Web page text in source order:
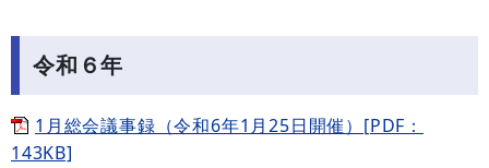
令和６年
1月総会議事録（令和6年1月25日開催）[PDF：
143KB]